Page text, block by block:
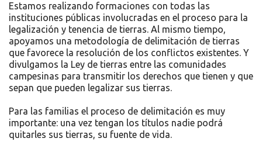
Estamos realizando formaciones con todas las
instituciones públicas involucradas en el proceso para la
legalización y tenencia de tierras. Al mismo tiempo,
apoyamos una metodología de delimitación de tierras
que favorece la resolución de los conflictos existentes. Y
divulgamos la Ley de tierras entre las comunidades
campesinas para transmitir los derechos que tienen y que
sepan que pueden legalizar sus tierras.
Para las familias el proceso de delimitación es muy
importante: una vez tengan los títulos nadie podrá
quitarles sus tierras, su fuente de vida.